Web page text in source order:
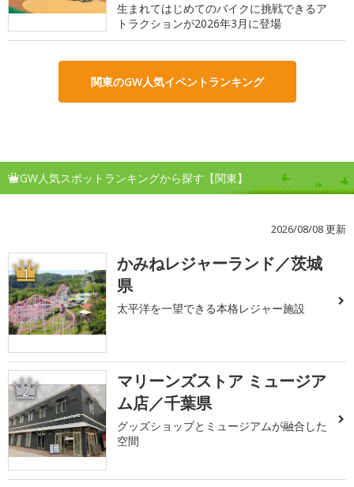
生まれてはじめてのバイクに挑戦できるア
トラクションが2026年3月に登場
関東のGW人気イベントランキング
GW人気スポットランキングから探す【関東】
2026/08/08 更新
1
かみねレジャーランド／茨城
県
太平洋を一望できる本格レジャー施設
2
マリーンズストア ミュージア
ム店／千葉県
グッズショップとミュージアムが融合した
空間